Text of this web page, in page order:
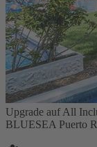
Upgrade auf All
BLUESEA Puerto